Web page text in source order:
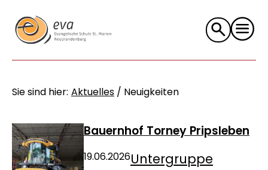
Suche
nach:
Sie sind hier: Aktuelles / Neuigkeiten
Bauernhof Torney Pripsleben
19.06.2026Untergruppe